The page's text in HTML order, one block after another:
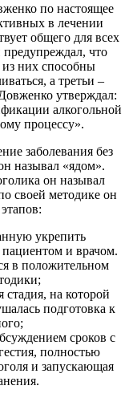
по настоящее
в лечении
общего для всех
что
них способны
а третьи –
утверждал:
алкогольной
процессу».
заболевания без
называл «ядом».
он называл
своей методике он
укрепить
и врачом.
в положительном
стадия, на которой
подготовка к
сроков с
полностью
и запускающая